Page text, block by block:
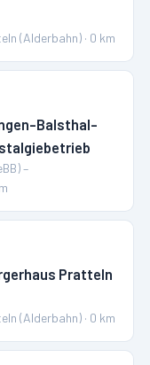
(Alderbahn) · 0 km
Balsthal-
–
Pratteln
(Alderbahn) · 0 km